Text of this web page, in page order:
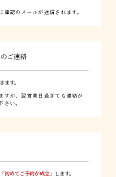
認のメールが送信されます。
ご連絡
ます。
すが、翌営業日過ぎても連絡が
さい。
「初めてご予約が成立」 します。